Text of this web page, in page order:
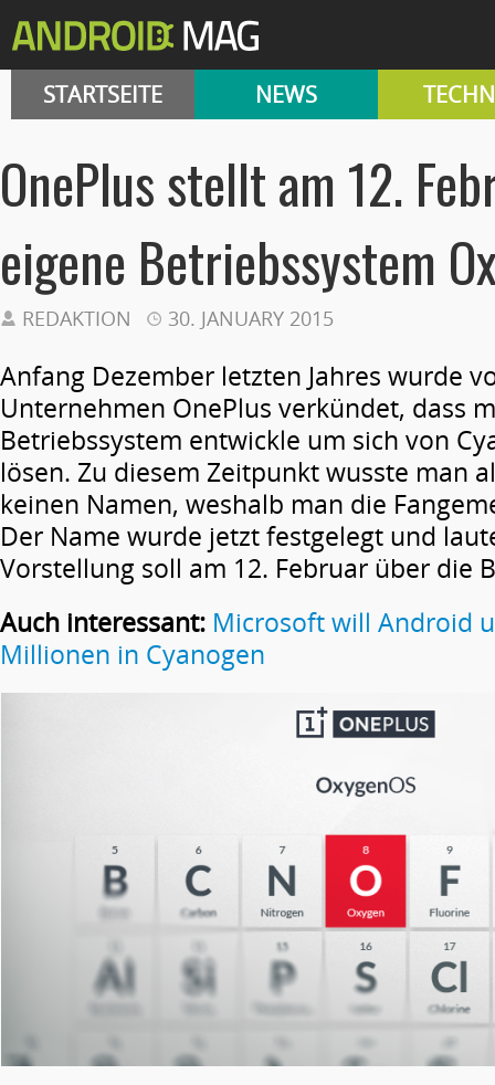
STARTSEITE NEWS
OnePlus stellt am 12.
eigene Betriebssystem
REDAKTION 30. JANUARY 2015
Anfang Dezember letzten Jahres wurde
Unternehmen OnePlus verkündet, dass
Betriebssystem entwickle um sich von
lösen. Zu diesem Zeitpunkt wusste man
keinen Namen, weshalb man die
Der Name wurde jetzt festgelegt und
Vorstellung soll am 12. Februar über die
Auch interessant: Microsoft will Android
Millionen in Cyanogen